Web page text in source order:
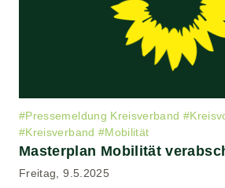
#Pressemeldung Kreisverband #
#Kreisverband #Mobilität
Masterplan Mobilität
Freitag, 9.5.2025